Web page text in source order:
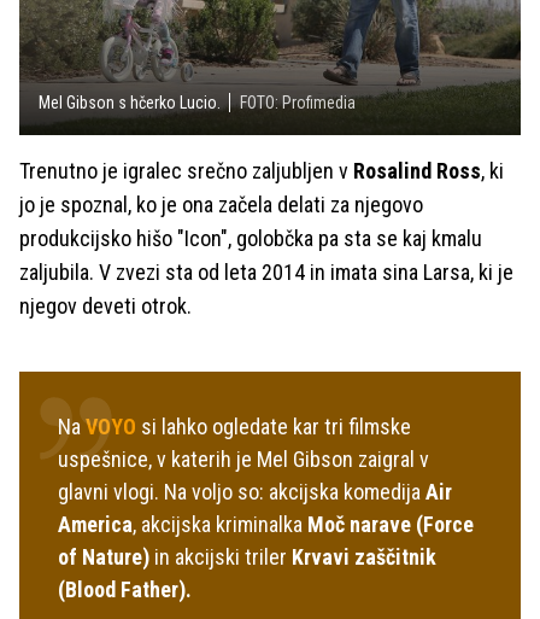
Mel Gibson s hčerko Lucio. FOTO: Profimedia
Trenutno je igralec srečno zaljubljen v Rosalind Ross, ki
jo je spoznal, ko je ona začela delati za njegovo
produkcijsko hišo "Icon", golobčka pa sta se kaj kmalu
zaljubila. V zvezi sta od leta 2014 in imata sina Larsa, ki je
njegov deveti otrok.
NaVOYO si lahko ogledate kar tri filmske
uspešnice, v katerih je Mel Gibson zaigral v
glavni vlogi. Na voljo so: akcijska komedijaAir
America, akcijska kriminalka Moč narave (Force
of Nature) in akcijski triler Krvavi zaščitnik
(Blood Father).